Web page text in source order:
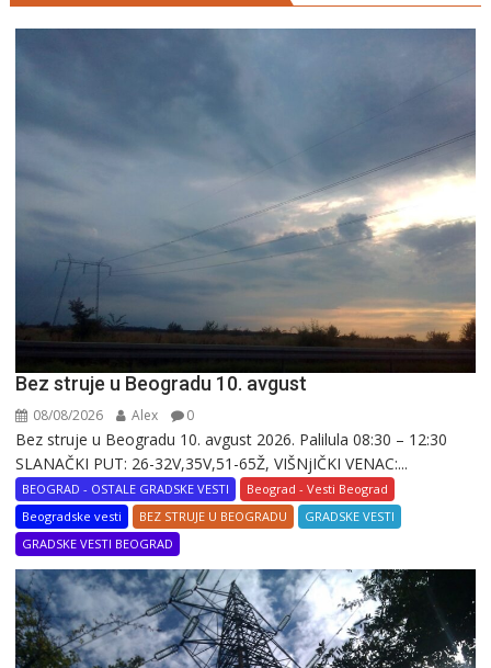
Bez struje u Beogradu 10. avgust
08/08/2026 Alex 0
Bez struje u Beogradu 10. avgust 2026. Palilula 08:30 – 12:30
SLANAČKI PUT: 26-32V,35V,51-65Ž, VIŠNjIČKI VENAC:...
BEOGRAD - OSTALE GRADSKE VESTI
Beograd - Vesti Beograd
Beogradske vesti
BEZ STRUJE U BEOGRADU
GRADSKE VESTI
GRADSKE VESTI BEOGRAD